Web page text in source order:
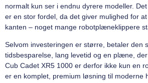
normalt kun ser i endnu dyrere modeller.
er en stor fordel, da det giver mulighed for
kanten – noget mange robotplæneklippere
Selvom investeringen er større, betaler den
tidsbesparelse, lang levetid og en plæne,
Cub Cadet XR5 1000 er derfor ikke kun en
er en komplet, premium løsning til moderne